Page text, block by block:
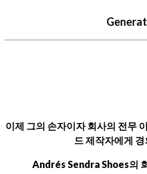
이제 그의 손자이자 회사의 전무
드 제작자에게
Andrés Sendra Shoes의